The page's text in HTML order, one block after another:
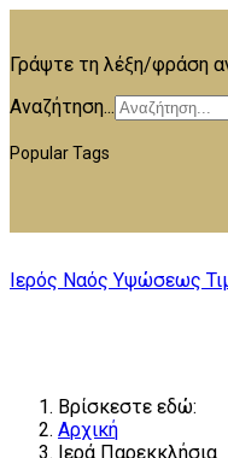
Γράψτε τη λέξη/φράση
Αναζήτηση...
Popular Tags
Ιερός Ναός Υψώσεως
Βρίσκεστε εδώ:
Αρχική
Ιερά Παρεκκλήσια